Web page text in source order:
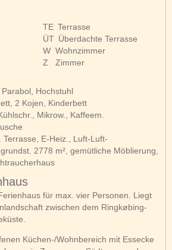
TE Terrasse
ÜT Überdachte Terrasse
W Wohnzimmer
Z
Zimmer
Parabol, Hochstuhl
2 Kojen, Kinderbett
Mikrow., Kaffeem.
Terrasse, E-Heiz., Luft-Luft-
2778 m², gemütliche Möblierung,
für max. vier Personen. Liegt
zwischen dem Ringkøbing-
Küchen-/Wohnbereich mit Essecke